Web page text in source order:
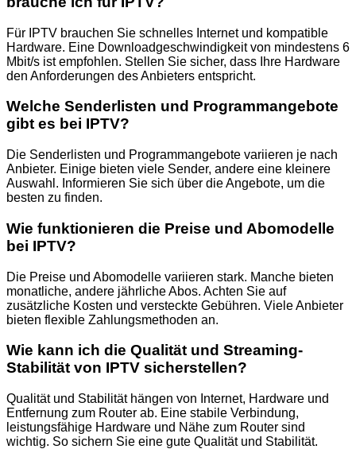
Für IPTV brauchen Sie schnelles Internet und kompatible
Hardware. Eine Downloadgeschwindigkeit von mindestens 6
Mbit/s ist empfohlen. Stellen Sie sicher, dass Ihre Hardware
den Anforderungen des Anbieters entspricht.
Welche Senderlisten und Programmangebote
gibt es bei IPTV?
Die Senderlisten und Programmangebote variieren je nach
Anbieter. Einige bieten viele Sender, andere eine kleinere
Auswahl. Informieren Sie sich über die Angebote, um die
besten zu finden.
Wie funktionieren die Preise und Abomodelle
bei IPTV?
Die Preise und Abomodelle variieren stark. Manche bieten
monatliche, andere jährliche Abos. Achten Sie auf
zusätzliche Kosten und versteckte Gebühren. Viele Anbieter
bieten flexible Zahlungsmethoden an.
Wie kann ich die Qualität und Streaming-
Stabilität von IPTV sicherstellen?
Qualität und Stabilität hängen von Internet, Hardware und
Entfernung zum Router ab. Eine stabile Verbindung,
leistungsfähige Hardware und Nähe zum Router sind
wichtig. So sichern Sie eine gute Qualität und Stabilität.